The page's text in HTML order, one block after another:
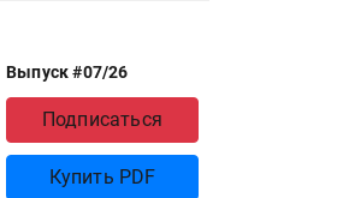
Выпуск #07/26
Подписаться
Купить PDF